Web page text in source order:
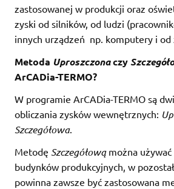
zastosowanej w produkcji oraz
zyski od silników, od ludzi
innych urządzeń np. komputery i od
Metoda Uproszczonaczy
ArCADia-TERMO?
W programie ArCADia-TERMO są
obliczania zysków wewnętrznych:
Szczegółowa.
Metodę Szczegółowąmożna używać
budynków produkcyjnych, w
powinna zawsze być zastosowana